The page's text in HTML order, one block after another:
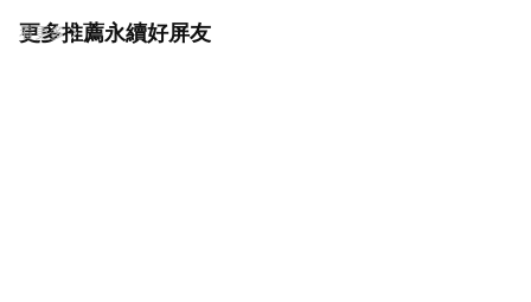
更多推薦永續好屏友
看更多